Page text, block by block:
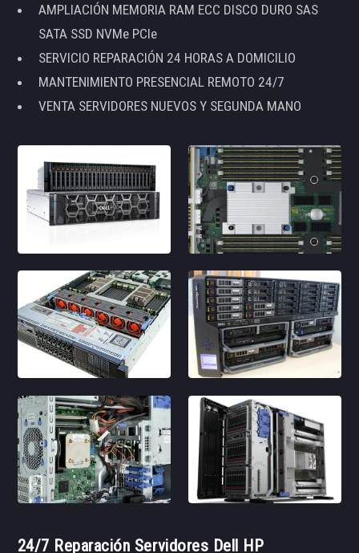
AMPLIACIÓN MEMORIA RAM ECC DISCO DURO SAS
SATA SSD NVMe PCIe
SERVICIO REPARACIÓN 24 HORAS A DOMICILIO
MANTENIMIENTO PRESENCIAL REMOTO 24/7
VENTA SERVIDORES NUEVOS Y SEGUNDA MANO
24/7 Reparación Servidores Dell HP